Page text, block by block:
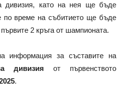
дивизия, като на нея ще бъде
по време на събитието ще бъде
първите 2 кръга от шампионата.
информация за съставите на
дивизия от първенството
.